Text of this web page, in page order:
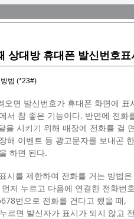
상대방 휴대폰 발신번호
법 (*23#)
오면 발신번호가 휴대폰 화면에
서 참 좋은 기능이다. 반면에 전
을 시키기 위해 매장에 전화를 걸
해 이벤트 등 광고문자를 보내곤
하면 된다.
시를 제한하여 전화를 거는 방법
저 누르고 다음에 연결한 전화번
번으로 전화를 건다고 했을 때,
르면 발신자가 표시가 되지 않고